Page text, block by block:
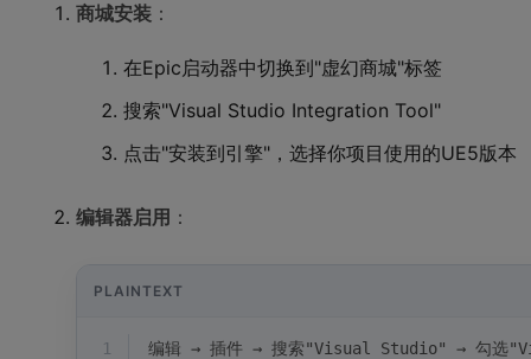
商城安装 ：
在Epic启动器中切换到"虚幻商城"标签
搜索"Visual Studio Integration Tool"
点击"安装到引擎"，选择你项目使用的UE5版本
编辑器启用 ：
PLAINTEXT
1 编辑 → 插件 → 搜索"Visual Studio" → 勾选